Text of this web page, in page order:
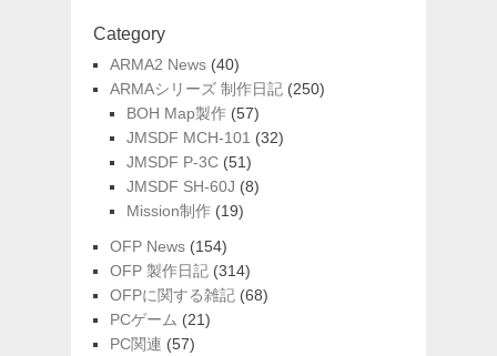
Category
ARMA2 News (40)
ARMAシリーズ 制作日記 (250)
BOH Map製作 (57)
JMSDF MCH-101 (32)
JMSDF P-3C (51)
JMSDF SH-60J (8)
Mission制作 (19)
OFP News (154)
OFP 製作日記 (314)
OFPに関する雑記 (68)
PCゲーム (21)
PC関連 (57)